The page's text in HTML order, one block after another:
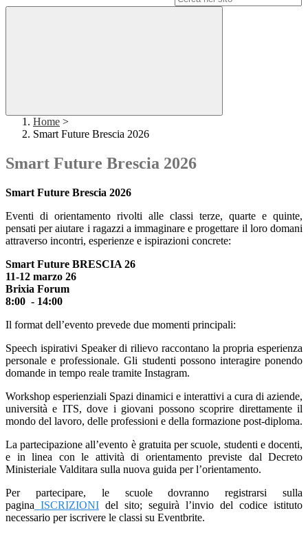
Home >
Smart Future Brescia 2026
Smart Future Brescia 2026
Smart Future Brescia 2026
Eventi di orientamento rivolti alle classi terze, quarte e quinte,
pensati per aiutare i ragazzi a immaginare e progettare il loro domani
attraverso incontri, esperienze e ispirazioni concrete:
Smart Future BRESCIA 26
11-12 marzo 26
Brixia Forum
8:00 - 14:00
Il format dell’evento prevede due momenti principali:
Speech ispirativi Speaker di rilievo raccontano la propria esperienza
personale e professionale. Gli studenti possono interagire ponendo
domande in tempo reale tramite Instagram.
Workshop esperienziali Spazi dinamici e interattivi a cura di aziende,
università e ITS, dove i giovani possono scoprire direttamente il
mondo del lavoro, delle professioni e della formazione post-diploma.
La partecipazione all’evento è gratuita per scuole, studenti e docenti,
e in linea con le attività di orientamento previste dal Decreto
Ministeriale Valditara sulla nuova guida per l’orientamento.
Per partecipare, le scuole dovranno registrarsi sulla
pagina ISCRIZIONI del sito; seguirà l’invio del codice istituto
necessario per iscrivere le classi su Eventbrite.